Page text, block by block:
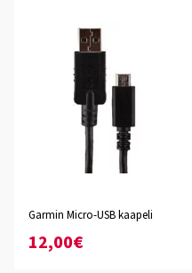
Garmin Micro-USB kaapeli
12,00€